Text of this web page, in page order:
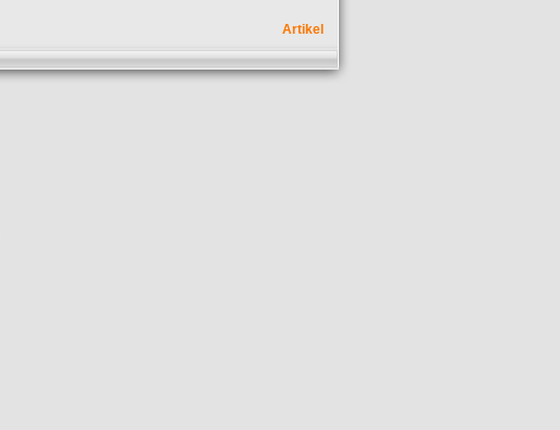
Artikel